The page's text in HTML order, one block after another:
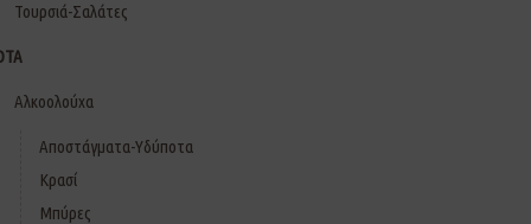
Τουρσιά-Σαλάτες
Αλκοολούχα
Αποστάγματα-Υδύποτα
Κρασί
Μπύρες